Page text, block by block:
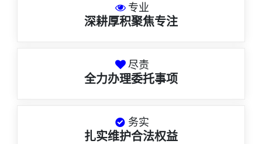
专业
深耕厚积聚焦专注
尽责
全力办理委托事项
务实
扎实维护合法权益